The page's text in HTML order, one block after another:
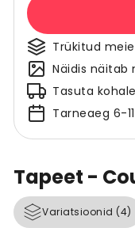
Tapeet -
Variatsioonid (4)
Trükitud
Näidis näitab
Tasuta
Tarneaeg 6-